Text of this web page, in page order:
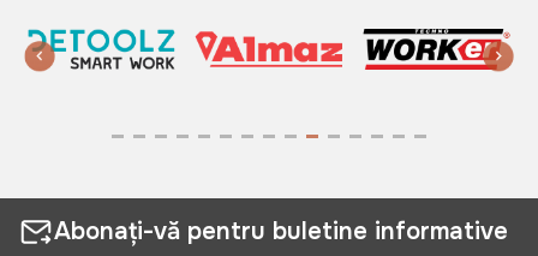
Abonați-vă pentru buletine informative